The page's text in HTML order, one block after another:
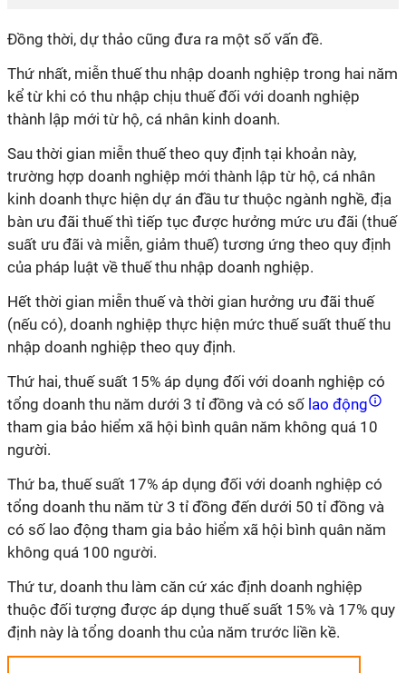
Đồng thời, dự thảo cũng đưa ra một số vấn đề.
Thứ nhất, miễn thuế thu nhập doanh nghiệp trong hai năm
kể từ khi có thu nhập chịu thuế đối với doanh nghiệp
thành lập mới từ hộ, cá nhân kinh doanh.
Sau thời gian miễn thuế theo quy định tại khoản này,
trường hợp doanh nghiệp mới thành lập từ hộ, cá nhân
kinh doanh thực hiện dự án đầu tư thuộc ngành nghề, địa
bàn ưu đãi thuế thì tiếp tục được hưởng mức ưu đãi (thuế
suất ưu đãi và miễn, giảm thuế) tương ứng theo quy định
của pháp luật về thuế thu nhập doanh nghiệp.
Hết thời gian miễn thuế và thời gian hưởng ưu đãi thuế
(nếu có), doanh nghiệp thực hiện mức thuế suất thuế thu
nhập doanh nghiệp theo quy định.
Thứ hai, thuế suất 15% áp dụng đối với doanh nghiệp có
tổng doanh thu năm dưới 3 tỉ đồng và có số lao động
tham gia bảo hiểm xã hội bình quân năm không quá 10
người.
Thứ ba, thuế suất 17% áp dụng đối với doanh nghiệp có
tổng doanh thu năm từ 3 tỉ đồng đến dưới 50 tỉ đồng và
có số lao động tham gia bảo hiểm xã hội bình quân năm
không quá 100 người.
Thứ tư, doanh thu làm căn cứ xác định doanh nghiệp
thuộc đối tượng được áp dụng thuế suất 15% và 17% quy
định này là tổng doanh thu của năm trước liền kề.